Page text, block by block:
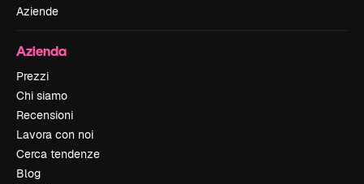
Aziende
Azienda
Prezzi
Chi siamo
Recensioni
Lavora con noi
Cerca tendenze
Blog